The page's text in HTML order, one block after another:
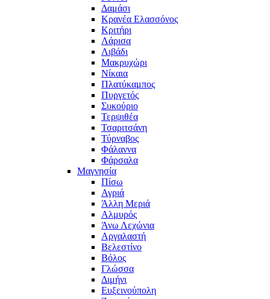
Δαμάσι
Κρανέα Ελασσόνος
Κριτήρι
Λάρισα
Λιβάδι
Μακρυχώρι
Νίκαια
Πλατύκαμπος
Πυργετός
Συκούριο
Τερψιθέα
Τσαριτσάνη
Τύρναβος
Φάλαννα
Φάρσαλα
Μαγνησία
Πίσω
Αγριά
Άλλη Μεριά
Αλμυρός
Άνω Λεχώνια
Αργαλαστή
Βελεστίνο
Βόλος
Γλώσσα
Διμήνι
Ευξεινούπολη